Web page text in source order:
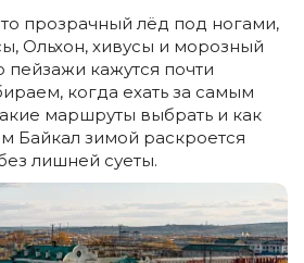
прозрачный лёд под ногами,
Ольхон, хивусы и морозный
пейзажи кажутся почти
когда ехать за самым
маршруты выбрать и как
Байкал зимой раскроется
лишней суеты.